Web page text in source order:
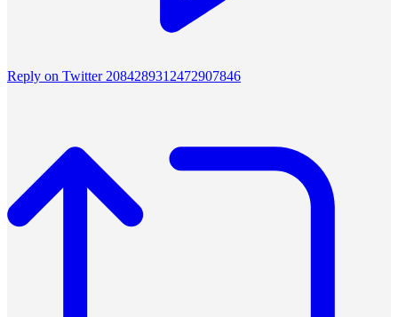
Reply on Twitter 2084289312472907846